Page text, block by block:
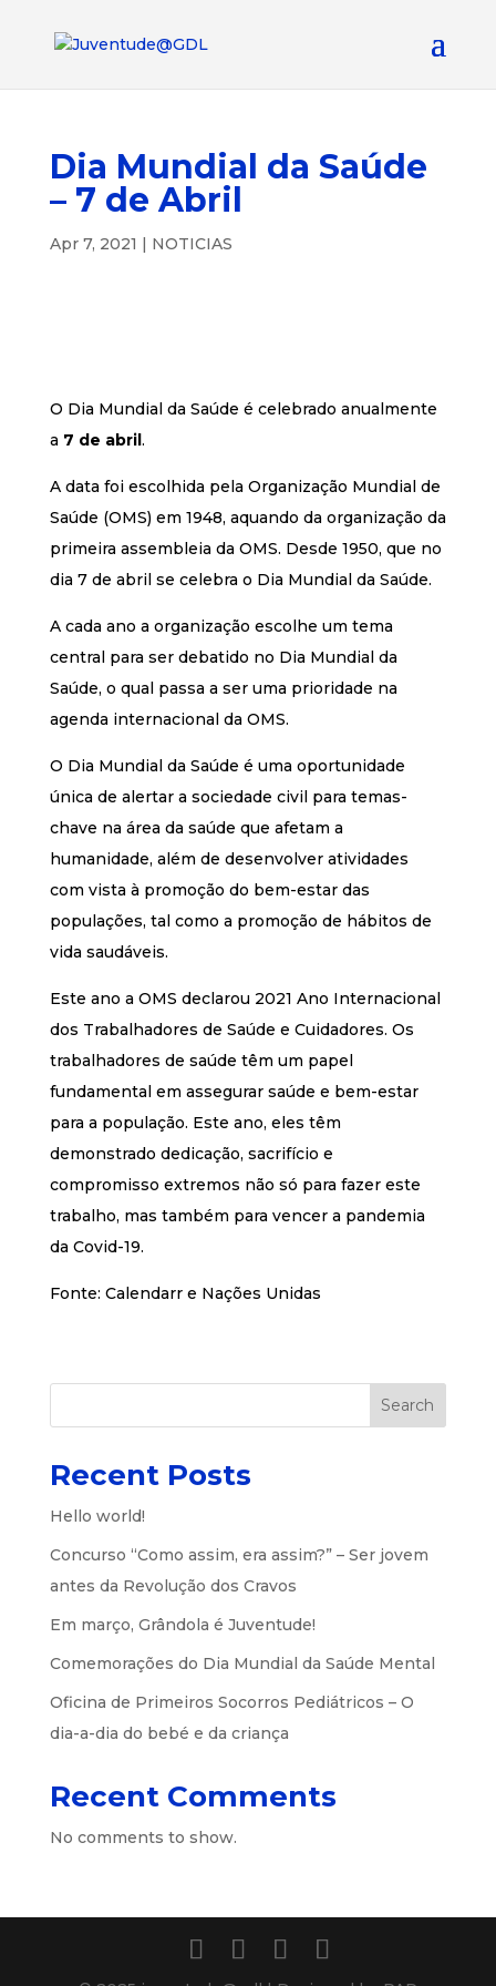
Dia Mundial da Saúde
– 7 de Abril
Apr 7, 2021 | NOTICIAS
O Dia Mundial da Saúde é celebrado anualmente
a 7 de abril.
A data foi escolhida pela Organização Mundial de
Saúde (OMS) em 1948, aquando da organização da
primeira assembleia da OMS. Desde 1950, que no
dia 7 de abril se celebra o Dia Mundial da Saúde.
A cada ano a organização escolhe um tema
central para ser debatido no Dia Mundial da
Saúde, o qual passa a ser uma prioridade na
agenda internacional da OMS.
O Dia Mundial da Saúde é uma oportunidade
única de alertar a sociedade civil para temas-
chave na área da saúde que afetam a
humanidade, além de desenvolver atividades
com vista à promoção do bem-estar das
populações, tal como a promoção de hábitos de
vida saudáveis.
Este ano a OMS declarou 2021 Ano Internacional
dos Trabalhadores de Saúde e Cuidadores. Os
trabalhadores de saúde têm um papel
fundamental em assegurar saúde e bem-estar
para a população. Este ano, eles têm
demonstrado dedicação, sacrifício e
compromisso extremos não só para fazer este
trabalho, mas também para vencer a pandemia
da Covid-19.
Fonte: Calendarr e Nações Unidas
Search
Recent Posts
Hello world!
Concurso “Como assim, era assim?” – Ser jovem
antes da Revolução dos Cravos
Em março, Grândola é Juventude!
Comemorações do Dia Mundial da Saúde Mental
Oficina de Primeiros Socorros Pediátricos – O
dia-a-dia do bebé e da criança
Recent Comments
No comments to show.